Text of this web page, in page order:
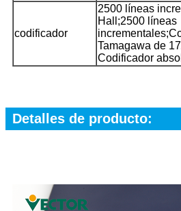
codificador
2500 líneas
Hall;2500 líneas
Tamagawa de
Codificador
Detalles de producto: